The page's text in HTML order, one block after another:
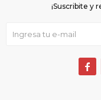
¡Suscribite y
